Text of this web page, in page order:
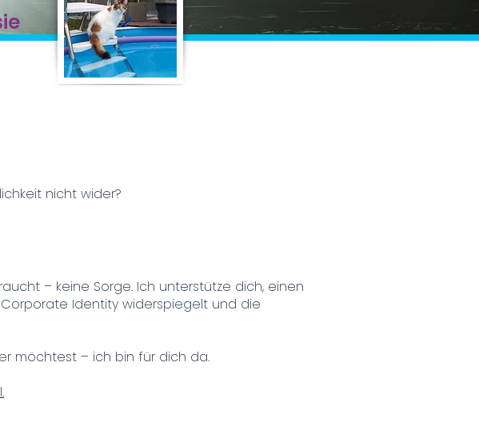
nicht wider?
– keine Sorge. Ich unterstütze dich, einen
Identity widerspiegelt und die
möchtest – ich bin für dich da.